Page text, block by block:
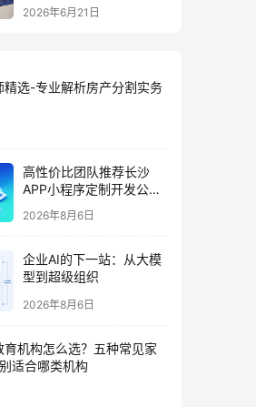
2026年6月21日
选-专业解析房产分割实务
高性价比团队推荐长沙
APP小程序定制开发公司
哪家好？2026垂直赛道测
评
2026年8月6日
企业AI的下一站：从大模
型到超级组织
2026年8月6日
机构怎么选？五种常见家
适合哪类机构